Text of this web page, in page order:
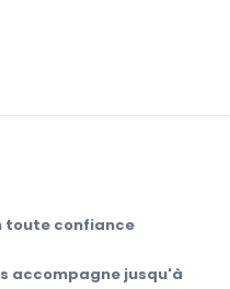
toute confiance
accompagne jusqu'à